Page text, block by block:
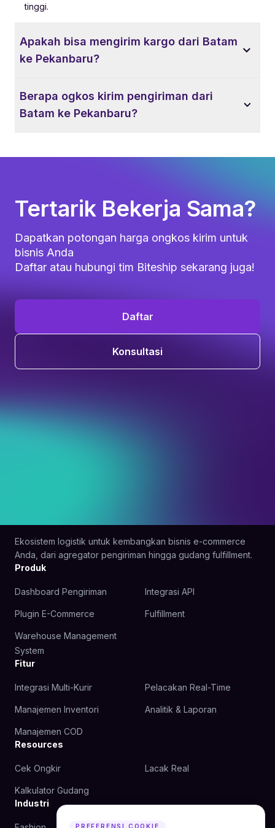
tinggi.
Apakah bisa mengirim kargo dari Batam
ke Pekanbaru?
Berapa ogkos kirim pengiriman dari
Batam ke Pekanbaru?
Tertarik Bekerja Sama?
Dapatkan potongan harga ongkos kirim untuk
bisnis Anda
Daftar atau hubungi tim Biteship sekarang juga!
Daftar
Konsultasi
Ekosistem logistik untuk kembangkan bisnis e-commerce
Anda, dari agregator pengiriman hingga gudang fulfillment.
Produk
Dashboard Pengiriman Integrasi API
Plugin E-Commerce Fulfillment
Warehouse Management
System
Fitur
Integrasi Multi-Kurir Pelacakan Real-Time
Manajemen Inventori Analitik & Laporan
Manajemen COD
Resources
Cek Ongkir Lacak Real
Kalkulator Gudang
Industri
PREFERENSI COOKIE